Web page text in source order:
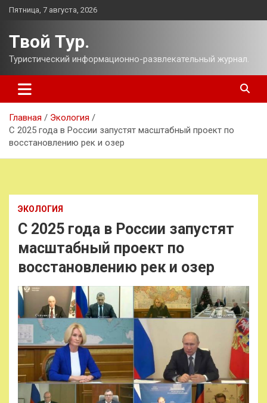
Перейти
Пятница, 7 августа, 2026
Твой Тур.
Туристический информационно-развлекательный журнал.
Главная
Экология
С 2025 года в России запустят масштабный проект по
восстановлению рек и озер
ЭКОЛОГИЯ
С 2025 года в России запустят
масштабный проект по
восстановлению рек и озер